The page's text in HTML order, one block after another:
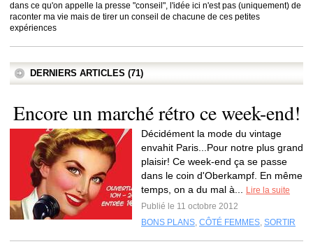
dans ce qu'on appelle la presse "conseil", l'idée ici n'est pas (uniquement) de
raconter ma vie mais de tirer un conseil de chacune de ces petites
expériences
DERNIERS ARTICLES (71)
Encore un marché rétro ce week-end!
Décidément la mode du vintage
envahit Paris...Pour notre plus grand
plaisir! Ce week-end ça se passe
dans le coin d'Oberkampf. En même
temps, on a du mal à...
Lire la suite
Publié le 11 octobre 2012
BONS PLANS, CÔTÉ FEMMES, SORTIR